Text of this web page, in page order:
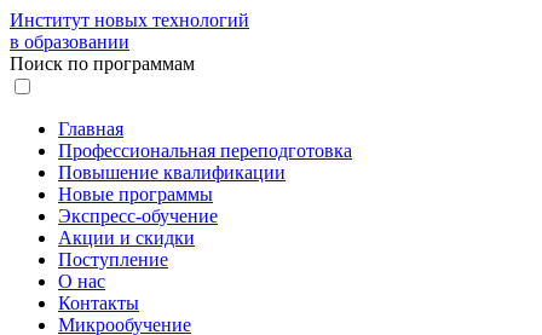
Институт новых технологий
в образовании
Поиск по программам
Главная
Профессиональная переподготовка
Повышение квалификации
Новые программы
Экспресс-обучение
Акции и скидки
Поступление
О нас
Контакты
Микрообучение